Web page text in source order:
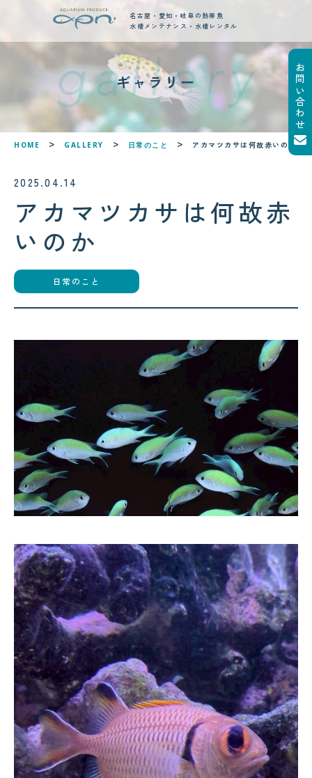
名古屋・愛知・岐阜の熱帯魚
水槽メンテナンス・水槽レンタル
new posts
最新ブログ記事
2026.08.06
2026.08.05
2026.08.04
サンゴが白くなる「白化現象」と
は？原因と対策をわかりやすく解
説
!
2026.08.03
可児市のクリニック様へ水槽メン
テナンス｜美しい水景を支える定
期メンテナンスの大切さ
お問い合わせ
ギャラリー
HOME GALLERY 日常のこと アカマツカサは何故赤いのか
2025.04.14
アカマツカサは何故赤
いのか
日常のこと